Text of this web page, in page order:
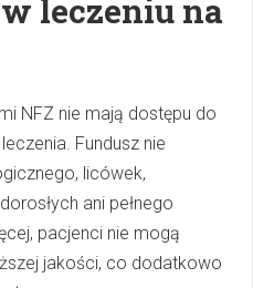
leczeniu na
NFZ nie mają dostępu do
Fundusz nie
licówek,
ani pełnego
pacjenci nie mogą
jakości, co dodatkowo